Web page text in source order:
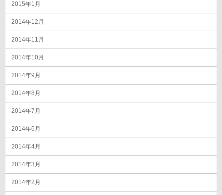
2015年1月
2014年12月
2014年11月
2014年10月
2014年9月
2014年8月
2014年7月
2014年6月
2014年4月
2014年3月
2014年2月